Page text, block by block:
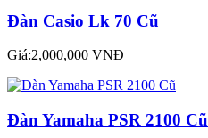
Đàn Casio Lk 70 Cũ
Giá:2,000,000 VNĐ
Đàn Yamaha PSR 2100 Cũ